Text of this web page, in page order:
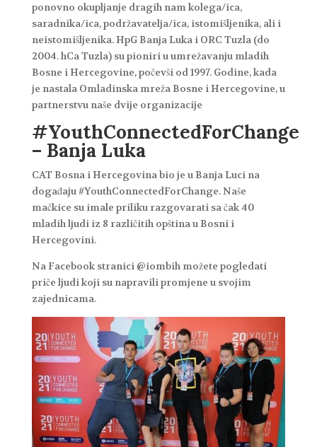
ponovno okupljanje dragih nam kolega/ica,
saradnika/ica, podržavatelja/ica, istomišljenika, ali i
neistomišljenika. HpG Banja Luka i ORC Tuzla (do
2004. hCa Tuzla) su pioniri u umrežavanju mladih
Bosne i Hercegovine, počevši od 1997. Godine, kada
je nastala Omladinska mreža Bosne i Hercegovine, u
partnerstvu naše dvije organizacije
#YouthConnectedForChange
– Banja Luka
CAT Bosna i Hercegovina bio je u Banja Luci na
događaju #YouthConnectedForChange. Naše
mačkice su imale priliku razgovarati sa čak 40
mladih ljudi iz 8 različitih opština u Bosni i
Hercegovini.
Na Facebook stranici @iombih možete pogledati
priče ljudi koji su napravili promjene u svojim
zajednicama.